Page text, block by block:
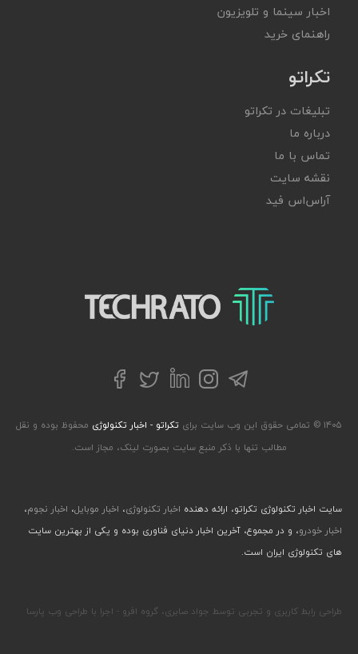
اخبار سینما و تلویزیون
راهنمای خرید
تکراتو
تبلیغات در تکراتو
درباره ما
تماس با ما
نقشه سایت
آر‌اس‌اس فید
تکراتو – زندگی با تکنولوژی
تلگراماینستاگرام
لینکداینتوییترفیسبوک
۱۴۰۵ © تمامی حقوق این وب سایت برای تکراتو - اخبار تکنولوژی محفوظ بوده و نقل
مطالب تنها با ذکر منبع سایت بصورت لینک، مجاز است.
سایت اخبار تکنولوژی تکراتو، ارائه دهنده اخبار تکنولوژی، اخبار موبایل، اخبار نجوم،
اخبار خودرو، و در مجموع، آخرین اخبار دنیای فناوری بوده و یکی از بهترین سایت
های تکنولوژی ایران است.
طراحی رابط کاربری و تجربی توسط جواد صابری، گروه افرو - اجرا با طراحی وب پارسا